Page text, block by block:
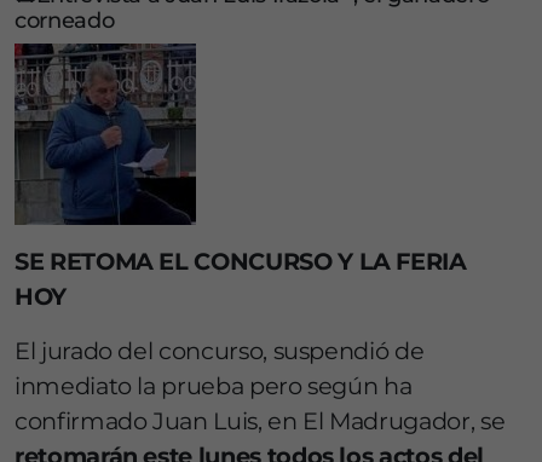
corneado
SE RETOMA EL CONCURSO Y LA FERIA
HOY
El jurado del concurso, suspendió de
inmediato la prueba pero según ha
confirmado Juan Luis, en El Madrugador, se
retomarán este lunes todos los actos del